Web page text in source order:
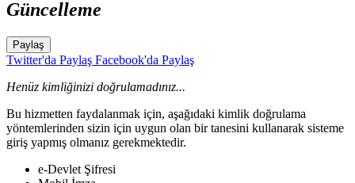
Güncelleme
Paylaş
Twitter'da Paylaş Facebook'da Paylaş
Henüz kimliğinizi doğrulamadınız...
Bu hizmetten faydalanmak için, aşağıdaki kimlik doğrulama
yöntemlerinden sizin için uygun olan bir tanesini kullanarak sisteme
giriş yapmış olmanız gerekmektedir.
e-Devlet Şifresi